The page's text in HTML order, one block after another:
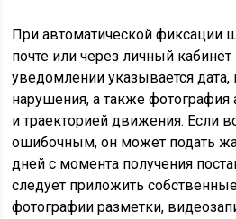
При автоматической фиксации
почте или через личный кабинет
уведомлении указывается
нарушения, а также
и траекторией движения. Если
ошибочным, он может подать
дней с момента получения
следует приложить
фотографии разметки,